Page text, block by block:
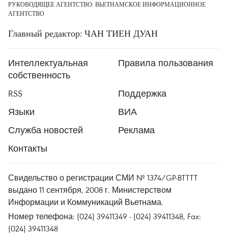
РУКОВОДЯЩЕЕ АГЕНТСТВО: ВЬЕТНАМСКОЕ ИНФОРМАЦИОННОЕ
АГЕНТСТВО
Главный редактор: ЧАН ТИЕН ДУАН
Интеллектуальная
собственность
Правила пользования
RSS
Поддержка
Языки
ВИА
Служба новостей
Реклама
Контакты
Свидельство о регистрации СМИ № 1374/GP-BTTTT
выдано 11 сентября, 2008 г. Министерством
Информации и Коммуникаций Вьетнама.
Номер телефона: (024) 39411349 - (024) 39411348, Fax:
(024) 39411348